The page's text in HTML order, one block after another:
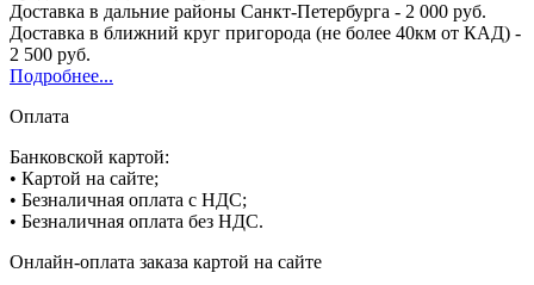
Доставка в дальние районы Санкт-Петербурга - 2 000 руб.
Доставка в ближний круг пригорода (не более 40км от КАД) -
2 500 руб.
Подробнее...
Оплата
Банковской картой:
• Картой на сайте;
• Безналичная оплата с НДС;
• Безналичная оплата без НДС.
Онлайн-оплата заказа картой на сайте